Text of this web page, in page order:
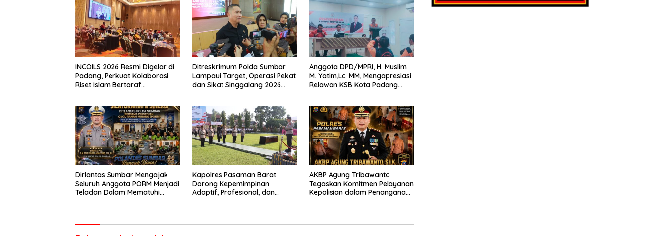
INCOILS 2026 Resmi Digelar di
Padang, Perkuat Kolaborasi
Riset Islam Bertaraf
Ditreskrimum Polda Sumbar
Lampaui Target, Operasi Pekat
dan Sikat Singgalang 2026
Anggota DPD/MPRI, H. Muslim
M. Yatim,Lc. MM, Mengapresiasi
Relawan KSB Kota Padang
Dirlantas Sumbar Mengajak
Seluruh Anggota PORM Menjadi
Teladan Dalam Mematuhi
Berkendara
Kapolres Pasaman Barat
Dorong Kepemimpinan
Adaptif, Profesional, dan
AKBP Agung Tribawanto
Tegaskan Komitmen Pelayanan
Kepolisian dalam Penanganan